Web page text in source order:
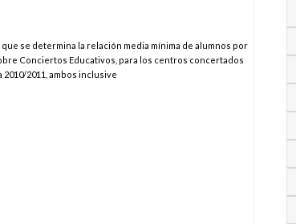
se determina la relación media mínima de alumnos por
Conciertos Educativos, para los centros concertados
2011, ambos inclusive